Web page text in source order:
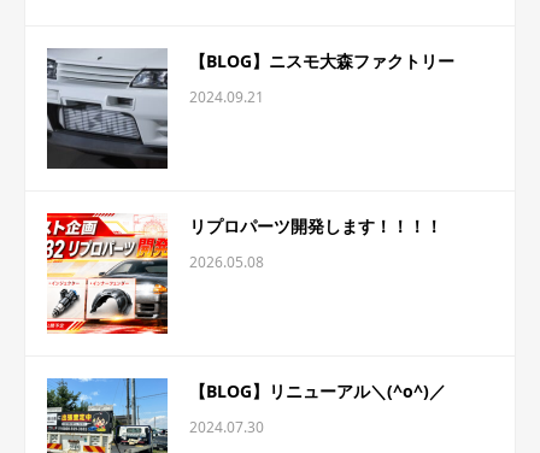
【BLOG】ニスモ大森ファクトリー
2024.09.21
リプロパーツ開発します！！！！
2026.05.08
【BLOG】リニューアル＼(^o^)／
2024.07.30